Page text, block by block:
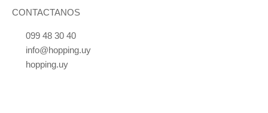
CONTACTANOS
099 48 30 40
info@hopping.uy
hopping.uy